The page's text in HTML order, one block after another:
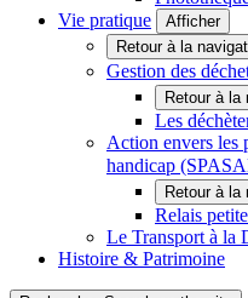
Vie pratique
Afficher
Retour à la
Gestion des
Retour à la
Les
Action envers les
handicap
Retour à la
Relais
Le Transport à la
Histoire & Patrimoine